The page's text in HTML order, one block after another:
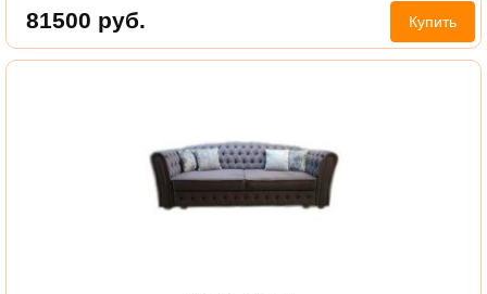
81500 руб. Купить